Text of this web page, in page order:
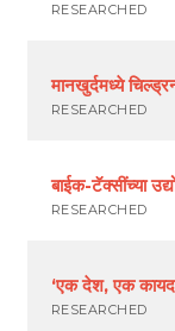
RESEARCHED
मानखुर्दमध्ये
RESEARCHED
बाईक-टॅक्सींच्या
RESEARCHED
‘एक देश, एक
RESEARCHED